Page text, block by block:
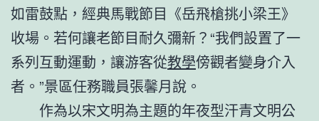
如雷鼓點，經典馬戰節目《岳飛槍挑小梁王》
收場。若何讓老節目耐久彌新？“我們設置了一
系列互動運動，讓游客從教學傍觀者變身介入
者。”景區任務職員張馨月說。
作為以宋文明為主題的年夜型汗青文明公